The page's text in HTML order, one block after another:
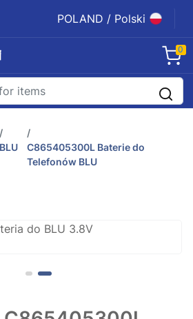
POLAND / Polski
0
BLU
C865405300L Baterie do
Telefonów BLU